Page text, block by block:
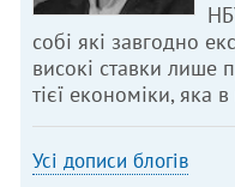
собі які завгодно
високі ставки лише
тієї економіки, яка
Усі дописи блогів